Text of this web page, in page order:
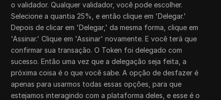
o validador. Qualquer validador, você pode escolher.
Selecione a quantia 25%, e então clique em 'Delegar.'
Depois de clicar em 'Delegar,' da mesma forma, clique em
'Assinar.' Clique em 'Assinar' novamente. E você terá que
confirmar sua transação. O Token foi delegado com
sucesso. Então uma vez que a delegação seja feita, a
próxima coisa é o que você sabe. A opção de desfazer é
apenas para usarmos todas essas opções, para que
estejamos interagindo com a plataforma deles, e esse é o